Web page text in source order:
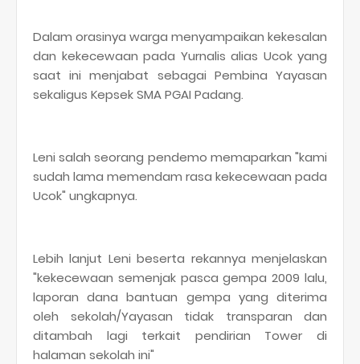
Dalam orasinya warga menyampaikan kekesalan
dan kekecewaan pada Yurnalis alias Ucok yang
saat ini menjabat sebagai Pembina Yayasan
sekaligus Kepsek SMA PGAI Padang.
Leni salah seorang pendemo memaparkan "kami
sudah lama memendam rasa kekecewaan pada
Ucok" ungkapnya.
Lebih lanjut Leni beserta rekannya menjelaskan
"kekecewaan semenjak pasca gempa 2009 lalu,
laporan dana bantuan gempa yang diterima
oleh sekolah/Yayasan tidak transparan dan
ditambah lagi terkait pendirian Tower di
halaman sekolah ini"